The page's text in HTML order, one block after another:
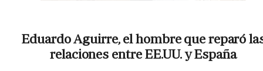
Eduardo Aguirre, el hombre que reparó
relaciones entre EE.UU. y España